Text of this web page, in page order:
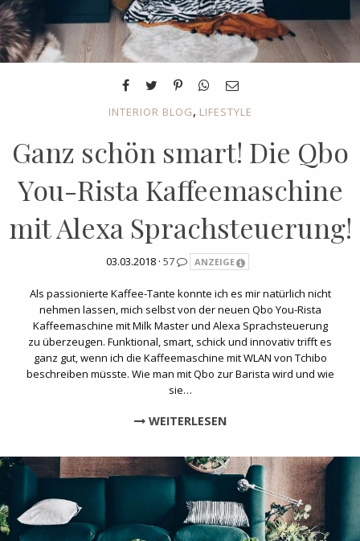
INTERIOR BLOG, LIFESTYLE
Ganz schön smart! Die Qbo
You-Rista Kaffeemaschine
mit Alexa Sprachsteuerung!
03.03.2018 · 57 ANZEIGE
Als passionierte Kaffee-Tante konnte ich es mir natürlich nicht
nehmen lassen, mich selbst von der neuen Qbo You-Rista
Kaffeemaschine mit Milk Master und Alexa Sprachsteuerung
zu überzeugen. Funktional, smart, schick und innovativ trifft es
ganz gut, wenn ich die Kaffeemaschine mit WLAN von Tchibo
beschreiben müsste. Wie man mit Qbo zur Barista wird und wie
sie…
WEITERLESEN